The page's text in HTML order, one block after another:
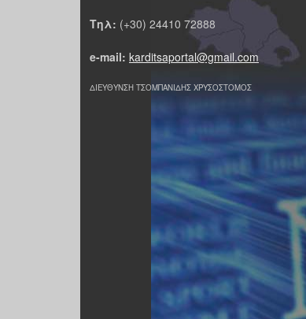
Τηλ: (+30) 24410 72888
e-mail: karditsaportal@gmail.com
ΔΙΕΥΘΥΝΣΗ ΤΣΟΜΠΑΝΙΔΗΣ ΧΡΥΣΟΣΤΟΜΟΣ